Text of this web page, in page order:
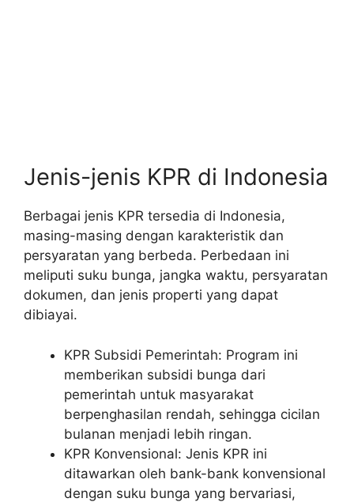
Jenis-jenis KPR di Indonesia
Berbagai jenis KPR tersedia di Indonesia,
masing-masing dengan karakteristik dan
persyaratan yang berbeda. Perbedaan ini
meliputi suku bunga, jangka waktu, persyaratan
dokumen, dan jenis properti yang dapat
dibiayai.
KPR Subsidi Pemerintah: Program ini
memberikan subsidi bunga dari
pemerintah untuk masyarakat
berpenghasilan rendah, sehingga cicilan
bulanan menjadi lebih ringan.
KPR Konvensional: Jenis KPR ini
ditawarkan oleh bank-bank konvensional
dengan suku bunga yang bervariasi,